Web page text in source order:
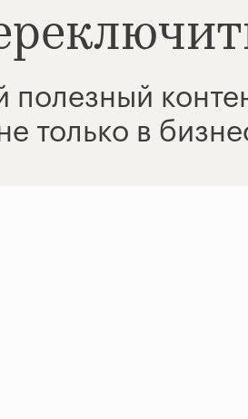
полезный
только в